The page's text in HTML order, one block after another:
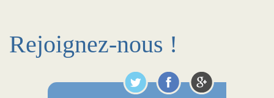
Rejoignez-nous !